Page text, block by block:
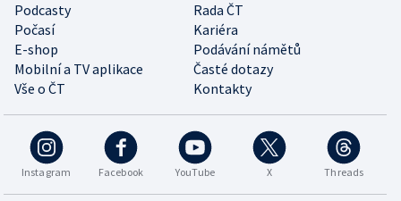
Podcasty
Rada ČT
Počasí
Kariéra
E-shop
Podávání námětů
Mobilní a TV aplikace
Časté dotazy
Vše o ČT
Kontakty
Instagram Facebook YouTube X Threads